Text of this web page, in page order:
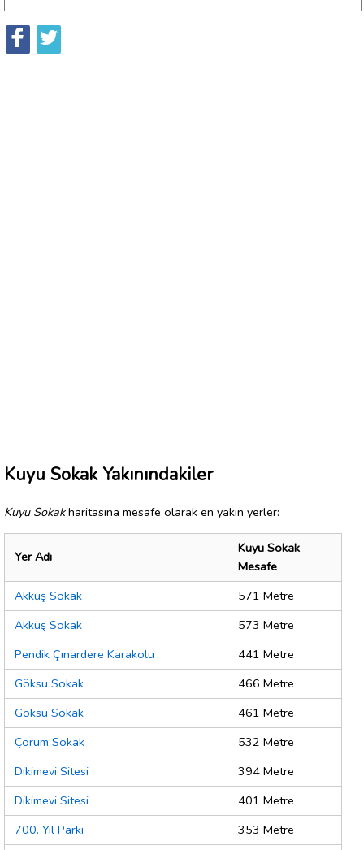
Kuyu Sokak Yakınındakiler
Kuyu Sokakharitasına mesafe olarak en yakın yerler:
Yer Adı
Kuyu Sokak
Mesafe
Akkuş Sokak
571 Metre
Akkuş Sokak
573 Metre
Pendik Çınardere Karakolu
441 Metre
Göksu Sokak
466 Metre
Göksu Sokak
461 Metre
Çorum Sokak
532 Metre
Dikimevi Sitesi
394 Metre
Dikimevi Sitesi
401 Metre
700. Yıl Parkı
353 Metre